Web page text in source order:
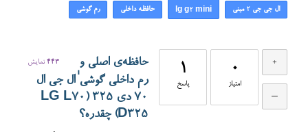
ال جی جی ۲ مینی lg g2 mini حافظه داخلی رم گوشی
0
امتیاز
1
پاسخ
443 نمایش
حافظه‌ی اصلی و
رم داخلی گوشی ٰال جی ال
70 دی ۳۲۵ (LG L70
D325) چقدره؟